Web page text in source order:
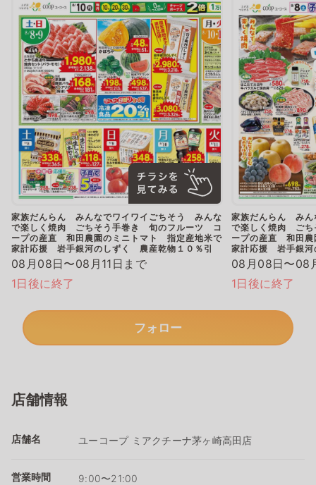
家族だんらん みんなでワイワイごちそう みんな
で楽しく焼肉 ごちそう手巻き 旬のフルーツ コ
ープの産直 和田農園のミニトマト 指定産地米で
家計応援 岩手銀河のしずく 農産乾物１０％引
08月08日〜08月11日まで
1日後に終了
家族だんらん みん
で楽しく焼肉 ご
ープの産直 和田
家計応援 岩手銀
08月08日〜08
1日後に終了
フォロー
店舗情報
店舗名 ユーコープ ミアクチーナ茅ヶ崎高田店
営業時間 9:00〜21:00